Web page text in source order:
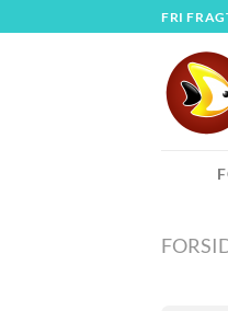
til
FRI